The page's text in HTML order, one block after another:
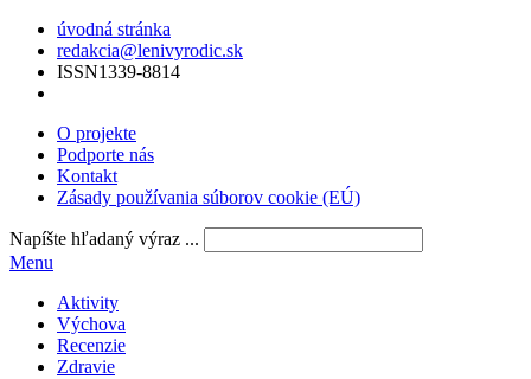
úvodná stránka
redakcia@lenivyrodic.sk
ISSN1339-8814
O projekte
Podporte nás
Kontakt
Zásady používania súborov cookie (EÚ)
Napíšte hľadaný výraz ...
Menu
Aktivity
Výchova
Recenzie
Zdravie